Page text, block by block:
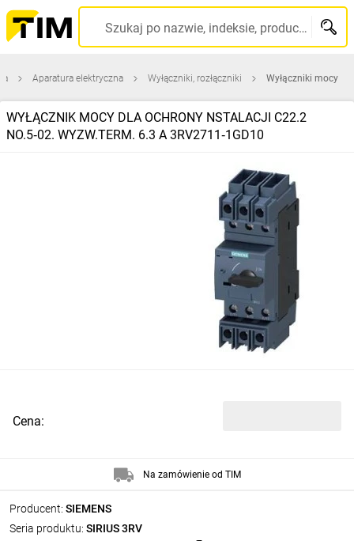
Szukaj po nazwie, indeksie, producencie, kodzie kreskowym...
Aparatura elektryczna Wyłączniki, rozłączniki Wyłączniki mocy
WYŁĄCZNIK MOCY DLA OCHRONY NSTALACJI C22.2
NO.5‑02. WYZW.TERM. 6.3 A 3RV2711‑1GD10
Producent: SIEMENS
Seria produktu: SIRIUS 3RV
Cena:
Na zamówienie od TIM